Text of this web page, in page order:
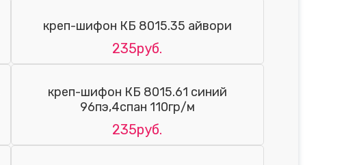
креп-шифон КБ 8015.35 айвори
235руб.
креп-шифон КБ 8015.61 синий
96пэ,4спан 110гр/м
235руб.